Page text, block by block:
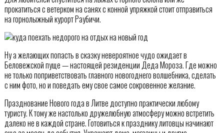
прокатиться с ветерком на санях с конной упряжкой стоит отправиться
на горнолыжный курорт Раубичи.
Ну а желающих попасть в сказку невероятное чудо ожидает в
Беловежской пуще — настоящей резиденции Деда Мороза. Где можно
не только поприветствовать главного новогоднего волшебника, сделать
с ним фото, но и поведать ему свое самое сокровенное желание.
Празднование Нового года в Литве доступно практически любому
туристу. К тому же настолько дружелюбную атмосферу можно встретить
далеко не в каждой стране. Готовиться к празднику литовцы начинают